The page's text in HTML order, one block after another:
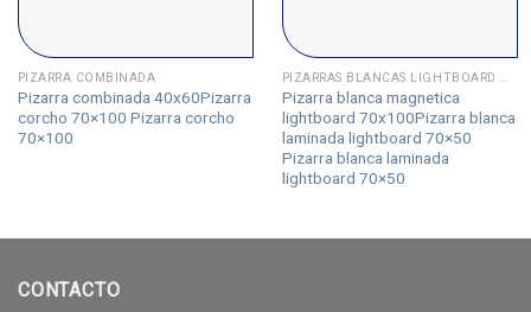
PIZARRA COMBINADA
Pizarra combinada 40x60Pizarra
corcho 70×100 Pizarra corcho
70×100
Pizarra blanca magnetica
lightboard 70x100Pizarra blanca
laminada lightboard 70×50
Pizarra blanca laminada
lightboard 70×50
CONTACTO